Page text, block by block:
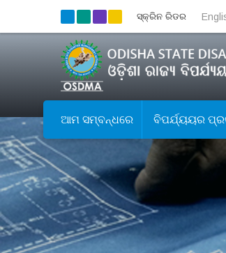
ସ୍କ୍ରିନ ରିଡର
ଆମ ସମ୍ବନ୍ଧରେ ବିପର୍ଯ୍ୟୟର